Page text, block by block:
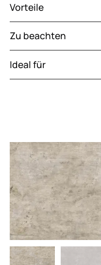
Vorteile
Zu beachten
Ideal für